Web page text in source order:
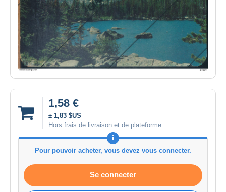
1,58 €
± 1,83 $US
Hors frais de livraison et de plateforme
Pour pouvoir acheter, vous devez vous connecter.
Se connecter